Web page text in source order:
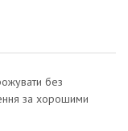
без
за хорошими